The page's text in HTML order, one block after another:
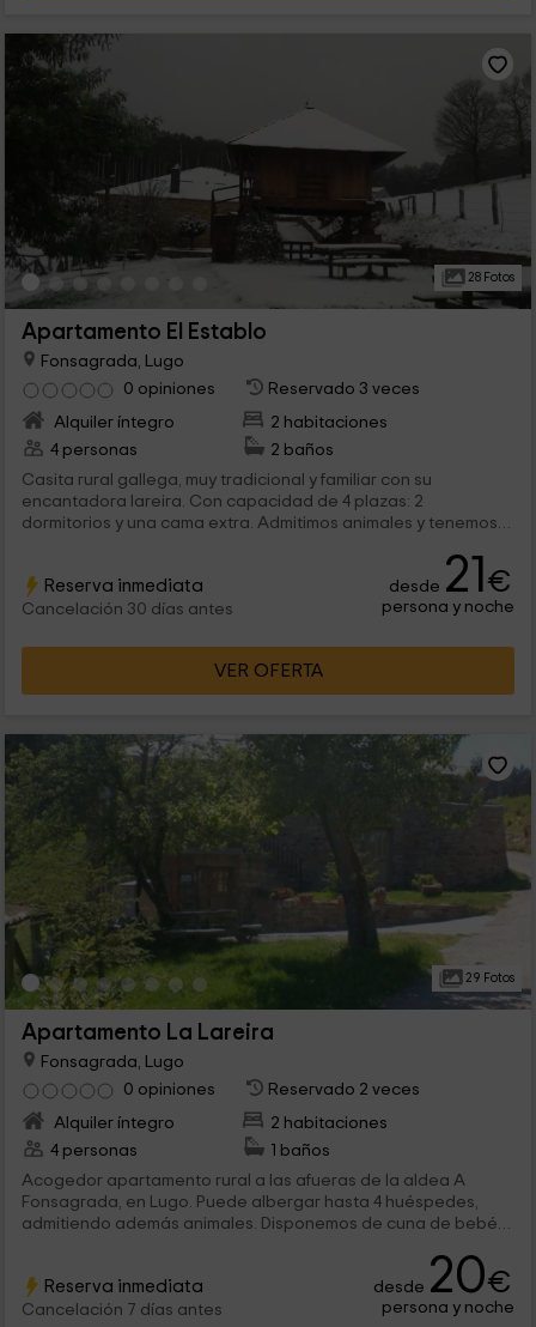
28 Fotos
Apartamento El Establo
Fonsagrada, Lugo
0 opiniones
Reservado 3 veces
Alquiler íntegro
2 habitaciones
4 personas
2 baños
Casita rural gallega, muy tradicional y familiar con su
encantadora lareira. Con capacidad de 4 plazas: 2
dormitorios y una cama extra. Admitimos animales y tenemos
privado y barbacoa. Muy cerca de un exuberante bosque y a
apenas 45 minutos de la playa. IMPRESIONANTE.
Reserva inmediata
Cancelación 30 días antes
desde 21€
persona y noche
VER OFERTA
29 Fotos
Apartamento La Lareira
Fonsagrada, Lugo
0 opiniones
Reservado 2 veces
Alquiler íntegro
2 habitaciones
4 personas
1 baños
Acogedor apartamento rural a las afueras de la aldea A
Fonsagrada, en Lugo. Puede albergar hasta 4 huéspedes,
admitiendo además animales. Disponemos de cuna de bebés.
minutos de la playa. Amplio jardín y aparcamiento. Con todo el
equipamiento necesario y una decoración muy familiar y
especial. ¡Genial!
Reserva inmediata
Cancelación 7 días antes
desde 20€
persona y noche